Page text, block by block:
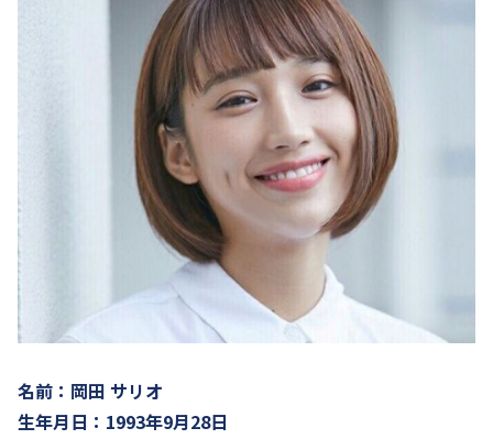
名前：岡田 サリオ
生年月日：1993年9月28日